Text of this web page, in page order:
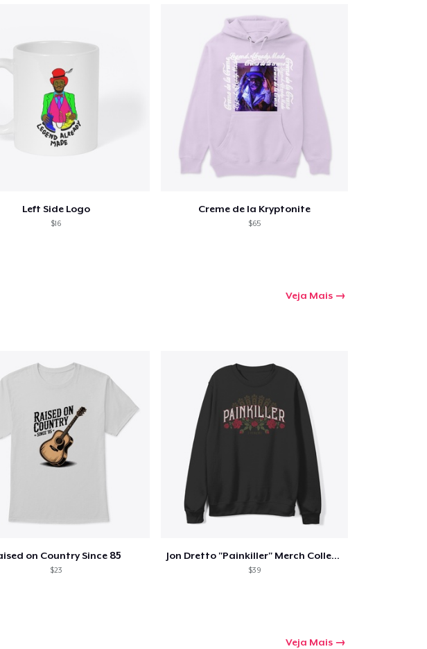
Left Side Logo
$16
Creme de la Kryptonite
$65
Veja Mais
on Country Since 85
$23
Jon Dretto "Painkiller" Merch Collection
$39
Veja Mais
Continuar Comprando